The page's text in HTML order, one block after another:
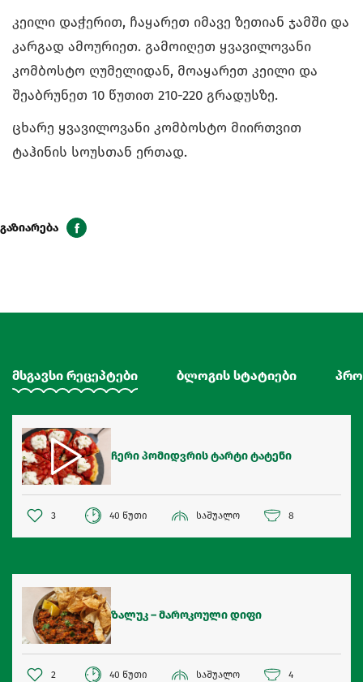
კეილი დაჭერით, ჩაყარეთ იმავე ზეთიან ჯამში და
კარგად ამოურიეთ. გამოიღეთ ყვავილოვანი
კომბოსტო ღუმელიდან, მოაყარეთ კეილი და
შეაბრუნეთ 10 წუთით 210-220 გრადუსზე.
ცხარე ყვავილოვანი კომბოსტო მიირთვით
ტაჰინის სოუსთან ერთად.
გაზიარება
მსგავსი რეცეპტები ბლოგის სტატიები
ჩერი პომიდვრის ტარტი ტატენი
3 40 წუთი საშუალო 8
ზალუკ – მაროკოული დიფი
2 40 წუთი საშუალო 4